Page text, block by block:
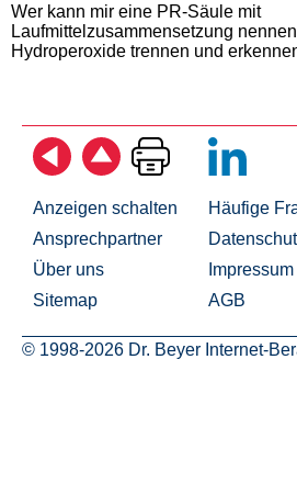
Wer kann mir eine PR-Säule mit
Laufmittelzusammensetzung
Hydroperoxide trennen und
Anzeigen schalten
Ansprechpartner
Über uns
Sitemap
Häufige
Impressum
AGB
© 1998-2026 Dr. Beyer Internet-